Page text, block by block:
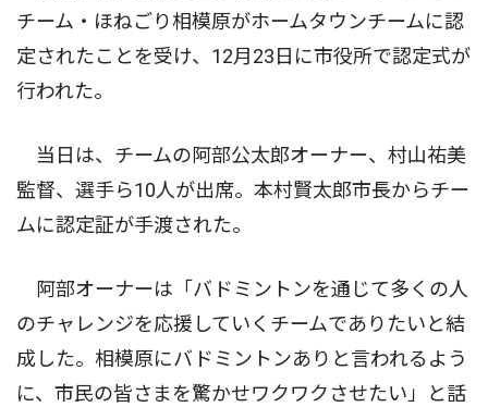
チーム・ほねごり相模原がホームタウンチームに認
定されたことを受け、12月23日に市役所で認定式が
行われた。
当日は、チームの阿部公太郎オーナー、村山祐美
監督、選手ら10人が出席。本村賢太郎市長からチー
ムに認定証が手渡された。
阿部オーナーは「バドミントンを通じて多くの人
のチャレンジを応援していくチームでありたいと結
成した。相模原にバドミントンありと言われるよう
に、市民の皆さまを驚かせワクワクさせたい」と話